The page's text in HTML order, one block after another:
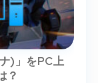
)」をPC上
？